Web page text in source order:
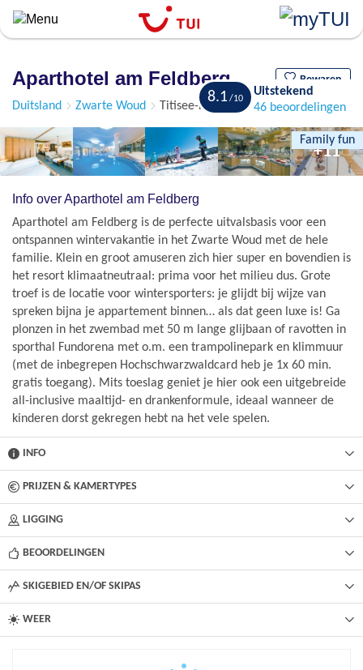
Overslaan
algemene
gaan
Aparthotel am Feldberg Bewaren
Duitsland Zwarte Woud Titisee-Feldberg
Family fun
8.1
Uitstekend
46 beoordelingen
+11
Info over Aparthotel am Feldberg
Aparthotel am Feldberg is de perfecte uitvalsbasis voor een
ontspannen wintervakantie in het Zwarte Woud met de hele
familie. Klein en groot amuseren zich hier super en bovendien is
het resort klimaatneutraal: prima voor het milieu dus. Grote
troef is de locatie voor wintersporters: je glijdt bij wijze van
spreken bijna je appartement binnen… als dat geen luxe is! Ga
plonzen in het zwembad met 50 m lange glijbaan of ravotten in
sporthal Fundorena met o.m. een trampolinepark en klimmuur
(met de inbegrepen Hochschwarzwaldcard heb je 1x 60 min.
gratis toegang). Mits toeslag geniet je hier ook een uitgebreide
all-inclusive maaltijd- en drankenformule, ideaal wanneer de
kinderen dorst gekregen hebt na het vele spelen.
INFO
PRIJZEN & KAMERTYPES
LIGGING
BEOORDELINGEN
SKIGEBIED EN/OF SKIPAS
WEER